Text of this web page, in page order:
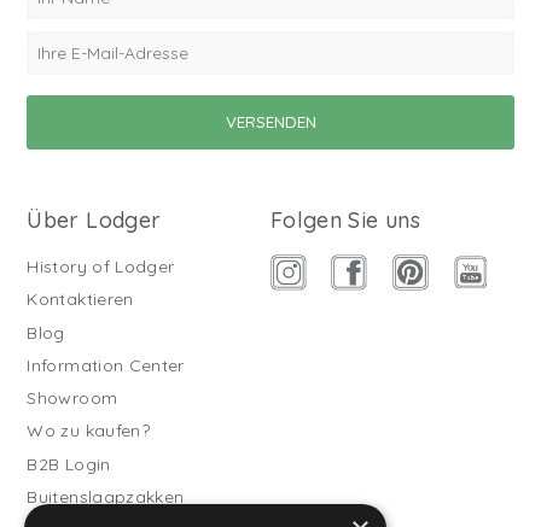
Über Lodger
History of Lodger
Kontaktieren
Blog
Information Center
Showroom
Wo zu kaufen?
B2B Login
Buitenslaapzakken
Folgen Sie uns